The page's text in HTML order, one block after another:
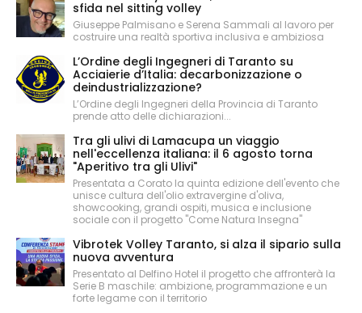
sfida nel sitting volley
Giuseppe Palmisano e Serena Sammali al lavoro per
costruire una realtà sportiva inclusiva e ambiziosa
L’Ordine degli Ingegneri di Taranto su
Acciaierie d’Italia: decarbonizzazione o
deindustrializzazione?
L’Ordine degli Ingegneri della Provincia di Taranto
prende atto delle dichiarazioni...
Tra gli ulivi di Lamacupa un viaggio
nell'eccellenza italiana: il 6 agosto torna
"Aperitivo tra gli Ulivi"
Presentata a Corato la quinta edizione dell'evento che
unisce cultura dell'olio extravergine d'oliva,
showcooking, grandi ospiti, musica e inclusione
sociale con il progetto "Come Natura Insegna"
Vibrotek Volley Taranto, si alza il sipario sulla
nuova avventura
Presentato al Delfino Hotel il progetto che affronterà la
Serie B maschile: ambizione, programmazione e un
forte legame con il territorio